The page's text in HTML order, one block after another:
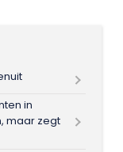
in
maar zegt